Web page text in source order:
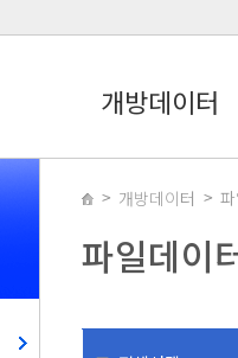
개방데이터
개방데이터
파일데이